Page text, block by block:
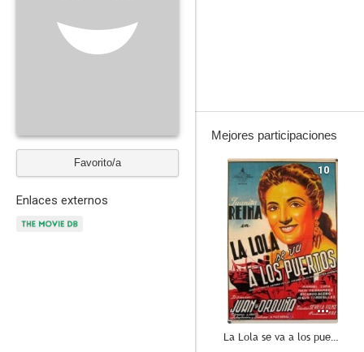
Favorito/a
Enlaces externos
Mejores participaciones
10
La Lola se va a los puertos